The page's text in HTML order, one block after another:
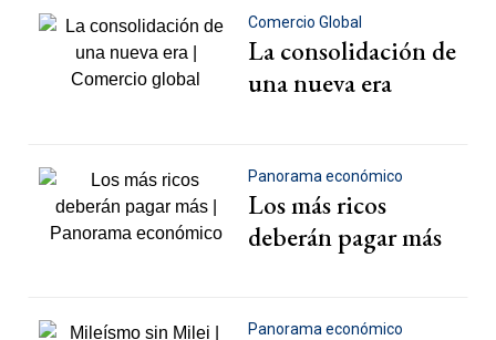
Comercio Global
La consolidación de
una nueva era
Panorama económico
Los más ricos
deberán pagar más
Panorama económico